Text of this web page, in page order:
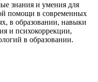
знания и умения для
помощи в современных
в образовании, навыки
и психокоррекции,
в образовании.